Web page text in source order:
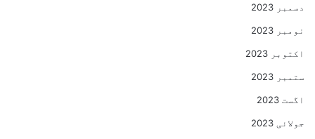
دسمبر 2023
نومبر 2023
اکتوبر 2023
ستمبر 2023
اگست 2023
جولائی 2023